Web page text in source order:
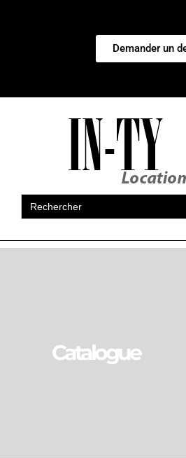
Demander un
Search
for:
Catalogue